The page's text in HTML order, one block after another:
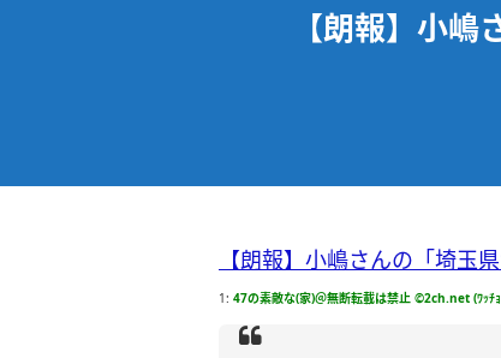
【朗報】小
【朗報】小嶋さんの「埼玉
1: 47の素敵な(家)＠無断転載は禁止 ©2ch.net (ﾜｯﾁ